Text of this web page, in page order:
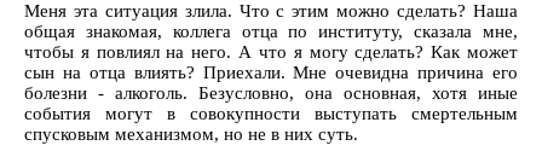
Меня эта ситуация злила. Что с этим можно сделать? Наша
общая знакомая, коллега отца по институту, сказала мне,
чтобы я повлиял на него. А что я могу сделать? Как может
сын на отца влиять? Приехали. Мне очевидна причина его
болезни - алкоголь. Безусловно, она основная, хотя иные
события могут в совокупности выступать смертельным
спусковым механизмом, но не в них суть.